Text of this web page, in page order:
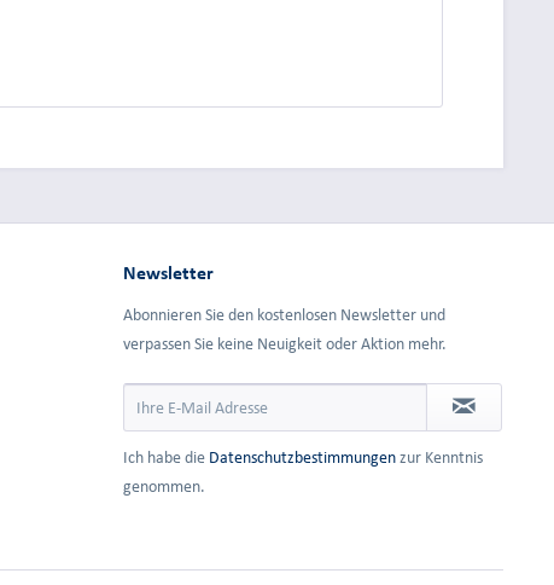
Newsletter
Abonnieren Sie den kostenlosen Newsletter und
verpassen Sie keine Neuigkeit oder Aktion mehr.
Ich habe die Datenschutzbestimmungen zur Kenntnis
genommen.